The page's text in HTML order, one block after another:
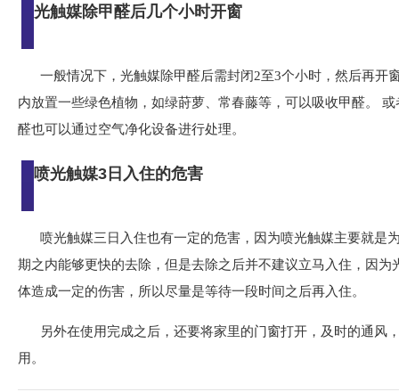
光触媒除甲醛后几个小时开窗
一般情况下，光触媒除甲醛后需封闭2至3个小时，然后再开
内放置一些绿色植物，如绿莳萝、常春藤等，可以吸收甲醛。
醛也可以通过空气净化设备进行处理。
喷光触媒3日入住的危害
喷光触媒三日入住也有一定的危害，因为喷光触媒主要就是
期之内能够更快的去除，但是去除之后并不建议立马入住，因
体造成一定的伤害，所以尽量是等待一段时间之后再入住。
另外在使用完成之后，还要将家里的门窗打开，及时的通风
用。